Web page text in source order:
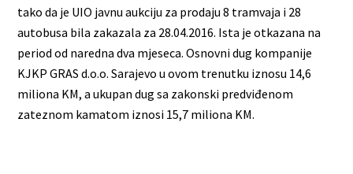
tako da je UIO javnu aukciju za prodaju 8 tramvaja i 28
autobusa bila zakazala za 28.04.2016. Ista je otkazana na
period od naredna dva mjeseca. Osnovni dug kompanije
KJKP GRAS d.o.o. Sarajevo u ovom trenutku iznosu 14,6
miliona KM, a ukupan dug sa zakonski predviđenom
zateznom kamatom iznosi 15,7 miliona KM.